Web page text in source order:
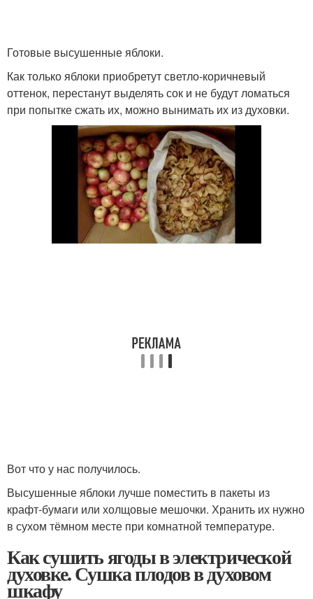
Готовые высушенные яблоки.
Как только яблоки приобретут светло‑коричневый
оттенок, перестанут выделять сок и не будут ломаться
при попытке сжать их, можно вынимать их из духовки.
Вот что у нас получилось.
Высушенные яблоки лучше поместить в пакеты из
крафт‑бумаги или холщовые мешочки. Хранить их нужно
в сухом тёмном месте при комнатной температуре.
Как сушить ягоды в электрической
духовке. Сушка плодов в духовом
шкафу